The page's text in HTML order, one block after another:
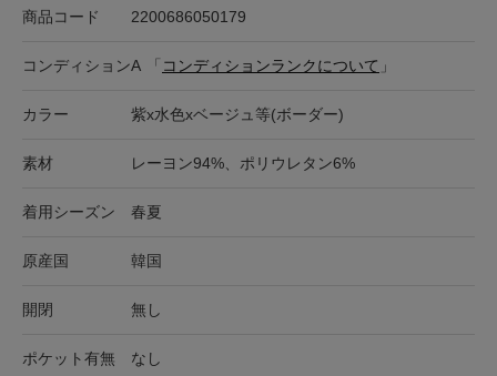
商品コード 2200686050179
コンディションA 「 コンディションランクについて 」
カラー 紫x水色xベージュ等(ボーダー)
素材 レーヨン94%、ポリウレタン6%
着用シーズン 春夏
原産国 韓国
開閉 無し
ポケット有無 なし